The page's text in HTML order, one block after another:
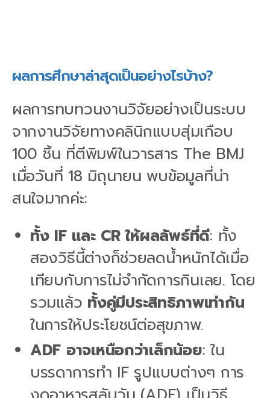
ผลการศึกษาล่าสุดเป็นอย่างไรบ้าง?
ผลการทบทวนงานวิจัยอย่างเป็นระบบ
จากงานวิจัยทางคลินิกแบบสุ่มเกือบ
100 ชิ้น ที่ตีพิมพ์ในวารสาร The BMJ
เมื่อวันที่ 18 มิถุนายน พบข้อมูลที่น่า
สนใจมากค่ะ:
ทั้ง IF และ CR ให้ผลลัพธ์ที่ดี: ทั้ง
สองวิธีนี้ต่างก็ช่วยลดน้ำหนักได้เมื่อ
เทียบกับการไม่จำกัดการกินเลย. โดย
รวมแล้ว ทั้งคู่มีประสิทธิภาพเท่ากัน
ในการให้ประโยชน์ต่อสุขภาพ.
ADF อาจเหนือกว่าเล็กน้อย: ใน
บรรดาการทำ IF รูปแบบต่างๆ การ